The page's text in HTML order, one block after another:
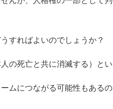
すればよいのでしょうか？
の死亡と共に消滅する）と
ムにつながる可能性もある